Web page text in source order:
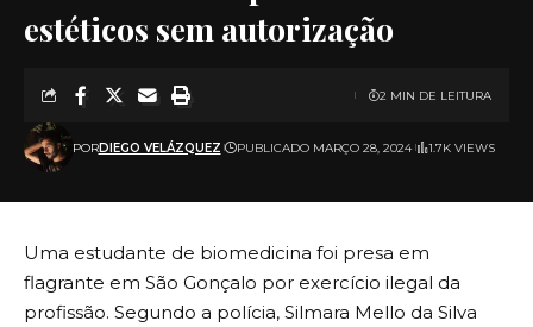
estéticos sem autorização
PORDIEGO VELÁZQUEZ PUBLICADO MARÇO 28, 2024 1.7K VIEWS
2 MIN DE LEITURA
Uma estudante de biomedicina foi presa em
flagrante em São Gonçalo por exercício ilegal da
profissão. Segundo a polícia, Silmara Mello da Silva